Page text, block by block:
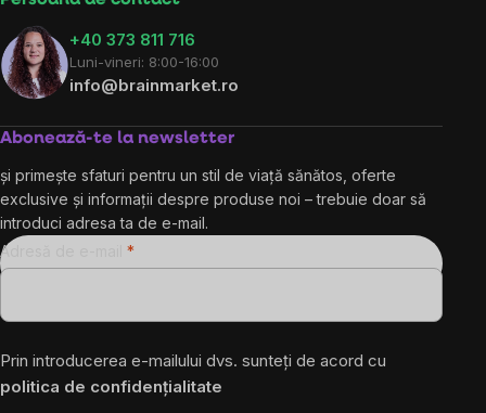
+40 373 811 716
Luni-vineri: 8:00-16:00
info@brainmarket.ro
Abonează-te la newsletter
și primește sfaturi pentru un stil de viață sănătos, oferte
exclusive și informații despre produse noi – trebuie doar să
introduci adresa ta de e-mail.
Adresă de e-mail
Prin introducerea e-mailului dvs. sunteți de acord cu
politica de confidențialitate